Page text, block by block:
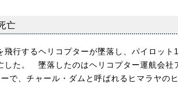
亡
行するヘリコプターが墜落し、パイロット1
した。 墜落したのはヘリコプター運航会社
で、チャール・ダムと呼ばれるヒマラヤのヒ